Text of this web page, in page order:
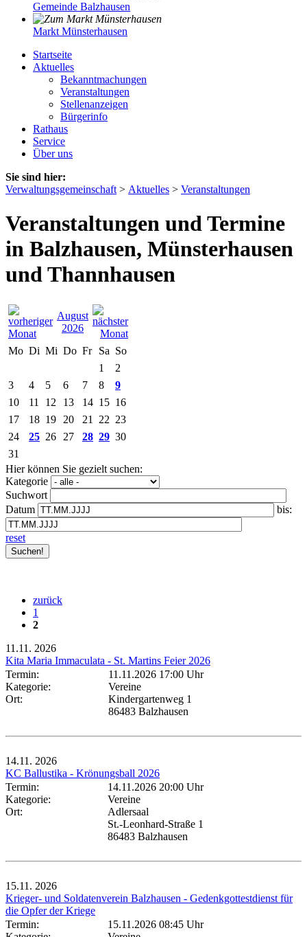
Gemeinde Balzhausen
Markt Münsterhausen
Startseite
Aktuelles
Bekanntmachungen
Veranstaltungen
Stellenanzeigen
Bürgerinfo
Rathaus
Service
Über uns
Sie sind hier:
Verwaltungsgemeinschaft > Aktuelles > Veranstaltungen
Veranstaltungen und Termine
in Balzhausen, Münsterhausen
und Thannhausen
August
2026
Mo Di Mi Do Fr Sa So
1
2
3
4 5 6 7 8
9
10
11 12 13 14 15 16
17
18 19 20 21 22 23
24
25 26 27 28 29 30
31
Hier können Sie gezielt suchen:
Kategorie
Suchwort
Datum
bis:
reset
zurück
1
2
11.11. 2026
Kita Maria Immaculata - St. Martins Feier 2026
Termin:
11.11.2026 17:00 Uhr
Kategorie:
Vereine
Ort:
Kindergartenweg 1
86483 Balzhausen
14.11. 2026
KC Ballustika - Krönungsball 2026
Termin:
14.11.2026 20:00 Uhr
Kategorie:
Vereine
Ort:
Adlersaal
St.-Leonhard-Straße 1
86483 Balzhausen
15.11. 2026
Krieger- und Soldatenverein Balzhausen - Gedenkgottestdienst für
die Opfer der Kriege
Termin:
15.11.2026 08:45 Uhr